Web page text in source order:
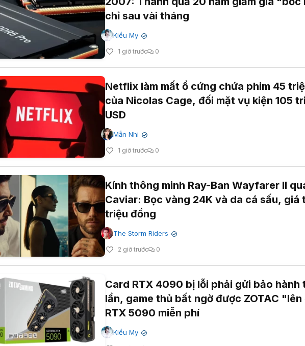
chỉ sau vài tháng
Kiều My ✔
1 giờ trước 0
Netflix làm mất ổ cứng chứa phim 45
của Nicolas Cage, đối mặt vụ kiện 105
USD
Mẫn Nhi ✔
1 giờ trước 0
Kính thông minh Ray-Ban Wayfarer II
Caviar: Bọc vàng 24K và da cá sấu, giá
triệu đồng
The Storm Riders ✔
2 giờ trước 0
Card RTX 4090 bị lỗi phải gửi bảo hành
lần, game thủ bất ngờ được ZOTAC
RTX 5090 miễn phí
Kiều My ✔